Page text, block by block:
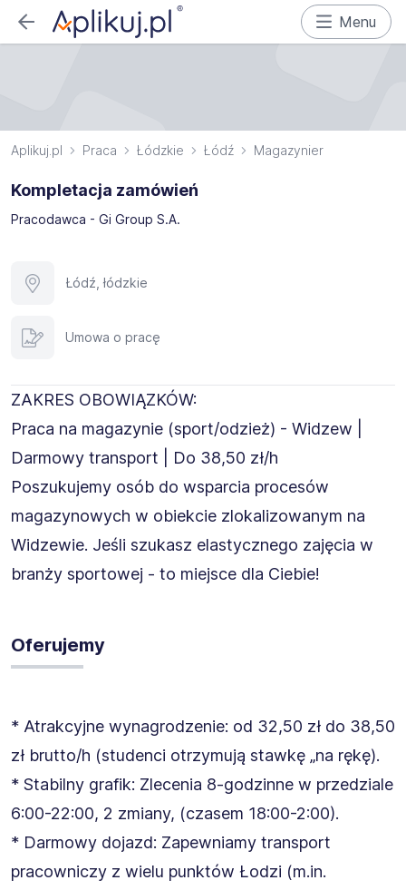
Menu
Aplikuj.pl Praca Łódzkie Łódź Magazynier
Kompletacja zamówień
Pracodawca - Gi Group S.A.
Łódź, łódzkie
Umowa o pracę
ZAKRES OBOWIĄZKÓW:
Praca na magazynie (sport/odzież) - Widzew |
Darmowy transport | Do 38,50 zł/h
Poszukujemy osób do wsparcia procesów
magazynowych w obiekcie zlokalizowanym na
Widzewie. Jeśli szukasz elastycznego zajęcia w
branży sportowej - to miejsce dla Ciebie!
Oferujemy
* Atrakcyjne wynagrodzenie: od 32,50 zł do 38,50
zł brutto/h (studenci otrzymują stawkę „na rękę).
* Stabilny grafik: Zlecenia 8-godzinne w przedziale
6:00-22:00, 2 zmiany, (czasem 18:00-2:00).
* Darmowy dojazd: Zapewniamy transport
pracowniczy z wielu punktów Łodzi (m.in.